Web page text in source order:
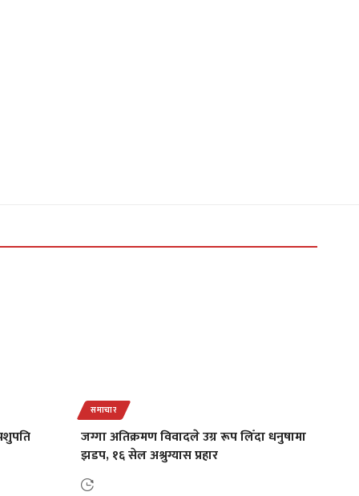
समाचार
जग्गा अतिक्रमण विवादले उग्र रूप लिँदा धनुषामा
झडप, १६ सेल अश्रुग्यास प्रहार